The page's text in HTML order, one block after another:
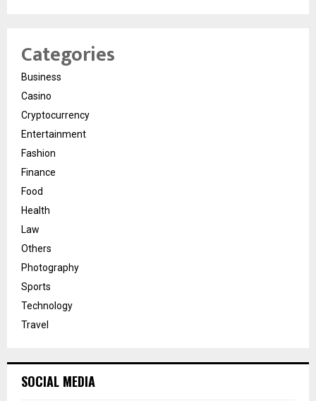
Categories
Business
Casino
Cryptocurrency
Entertainment
Fashion
Finance
Food
Health
Law
Others
Photography
Sports
Technology
Travel
SOCIAL MEDIA